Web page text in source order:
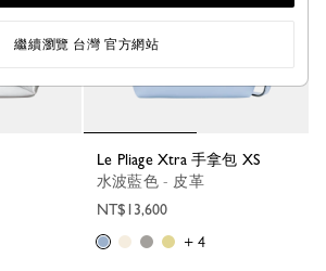
Le Pliage Xtra 手拿包 XS
水波藍色 - 皮革
NT$13,600
+ 4
繼續瀏覽 台灣 官方網站